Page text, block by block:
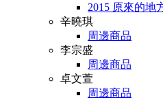
2015 原來的地
辛曉琪
周邊商品
李宗盛
周邊商品
卓文萱
周邊商品